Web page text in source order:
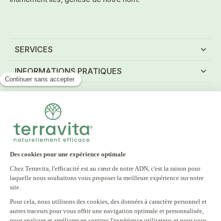
SERVICES
INFORMATIONS PRATIQUES
NEWSLETTER
Inscrivez-vous à notre newsletter et recevez tous
nos bons plans
S'INSCRIRE
En vous inscrivant à notre newsletter, vous acceptez notre politique
de confidentialité.